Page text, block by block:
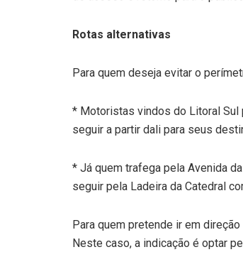
Rotas alternativas
Para quem deseja evitar o
* Motoristas vindos do Litoral Sul
seguir a partir dali para seus
* Já quem trafega pela Avenida
seguir pela Ladeira da Catedral
Para quem pretende ir em
Neste caso, a indicação é optar